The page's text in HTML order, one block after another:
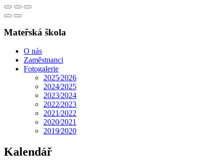
Mateřská škola
O nás
Zaměstnanci
Fotogalerie
2025⁄2026
2024⁄2025
2023⁄2024
2022⁄2023
2021⁄2022
2020⁄2021
2019⁄2020
Kalendář